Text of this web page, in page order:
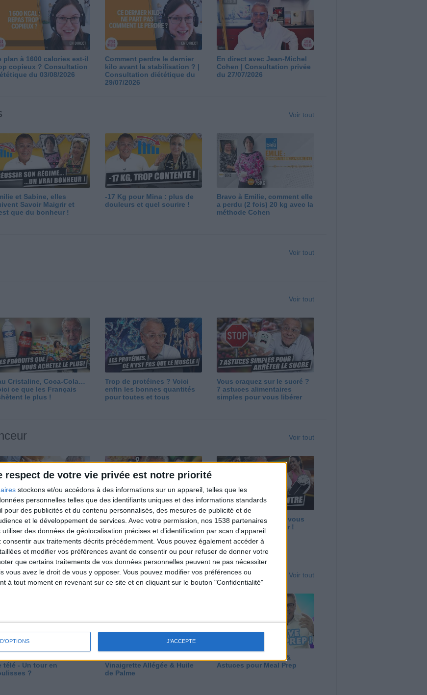
respect de votre vie privée est notre priorité
stockons et/ou accédons à des informations sur un appareil, telles que les
personnelles telles que des identifiants uniques et des informations standards
pour des publicités et du contenu personnalisés, des mesures de publicité et de
et le développement de services. Avec votre permission, nos 1538 partenaires
des données de géolocalisation précises et d’identification par scan d'appareil.
consentir aux traitements décrits précédemment. Vous pouvez également accéder à
et modifier vos préférences avant de consentir ou pour refuser de donner votre
que certains traitements de vos données personnelles peuvent ne pas nécessiter
vous avez le droit de vous y opposer. Vous pouvez modifier vos préférences ou
à tout moment en revenant sur ce site et en cliquant sur le bouton "Confidentialité"
J'ACCEPTE
plan à 1600 calories est-il
copieux ? Consultation
du 03/08/2026
Comment perdre le dernier
kilo avant la stabilisation ? |
Consultation diététique du
29/07/2026
En direct avec Jean-Michel
Cohen | Consultation privée
du 27/07/2026
Voir tout
et Sabine, elles
Savoir Maigrir et
que du bonheur !
-17 Kg pour Mina : plus de
douleurs et quel sourire !
Bravo à Emilie, comment elle
a perdu (2 fois) 20 kg avec la
méthode Cohen
Voir tout
Voir tout
Cristaline, Coca-Cola…
ce que les Français
le plus !
Trop de protéines ? Voici
enfin les bonnes quantités
pour toutes et tous
Vous craquez sur le sucré ?
7 astuces alimentaires
simples pour vous libérer
Voir tout
10 kg : ma méthode
imparable
Et après la perte de poids ?
Je fais comment ?
Maigrir vite ? Ce que vous
devez vraiment savoir !
Voir tout
télé - Un tour en
?
Vinaigrette Allégée & Huile
de Palme
Panga, Huile d'Olive &
Astuces pour Meal Prep